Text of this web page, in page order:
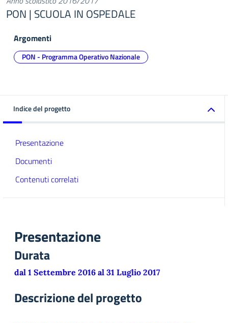
PON | SCUOLA IN OSPEDALE
Argomenti
PON - Programma Operativo Nazionale
Indice del progetto
Presentazione
Documenti
Contenuti correlati
Presentazione
Durata
dal 1 Settembre 2016 al 31 Luglio 2017
Descrizione del progetto